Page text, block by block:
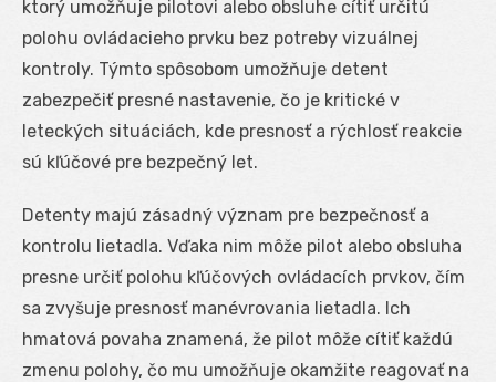
ktorý umožňuje pilotovi alebo obsluhe cítiť určitú
polohu ovládacieho prvku bez potreby vizuálnej
kontroly. Týmto spôsobom umožňuje detent
zabezpečiť presné nastavenie, čo je kritické v
leteckých situáciách, kde presnosť a rýchlosť reakcie
sú kľúčové pre bezpečný let.
Detenty majú zásadný význam pre bezpečnosť a
kontrolu lietadla. Vďaka nim môže pilot alebo obsluha
presne určiť polohu kľúčových ovládacích prvkov, čím
sa zvyšuje presnosť manévrovania lietadla. Ich
hmatová povaha znamená, že pilot môže cítiť každú
zmenu polohy, čo mu umožňuje okamžite reagovať na